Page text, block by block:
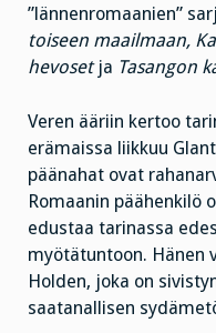
”lännenromaanien”
toiseen maailmaan,
hevoset ja Tasangon
Veren ääriin kertoo
erämaissa liikkuu
päänahat ovat
Romaanin päähenkilö
edustaa tarinassa
myötätuntoon. Hänen
Holden, joka on
saatanallisen